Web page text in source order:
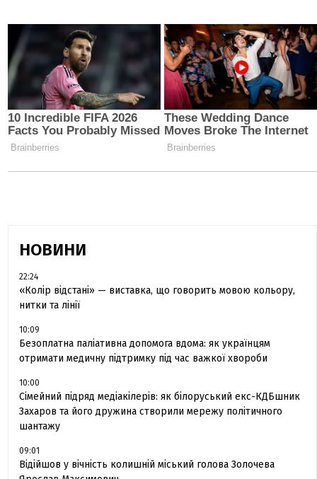
НОВИНИ
22:24
«Колір відстані» — виставка, що говорить мовою кольору,
нитки та лінії
10:09
Безоплатна паліативна допомога вдома: як українцям
отримати медичну підтримку під час важкої хвороби
10:00
Сімейний підряд медіакілерів: як білоруський екс-КДБшник
Захаров та його дружина створили мережу політичного
шантажу
09:01
Відійшов у вічність колишній міський голова Золочева